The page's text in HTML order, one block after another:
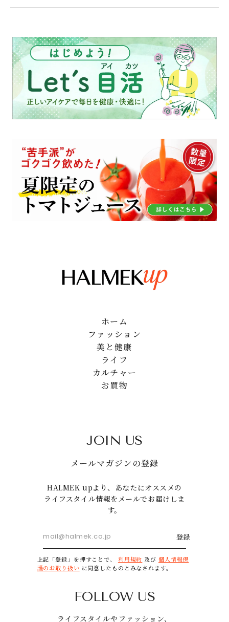
ホーム
ファッション
美と健康
ライフ
カルチャー
お買物
JOIN US
メールマガジンの登録
HALMEK upより、あなたにオススメの
ライフスタイル情報をメールでお届けしま
す。
登録
上記「登録」を押すことで、 利用規約 及び 個人情報保
護のお取り扱い に同意したものとみなされます。
FOLLOW US
ライフスタイルやファッション、